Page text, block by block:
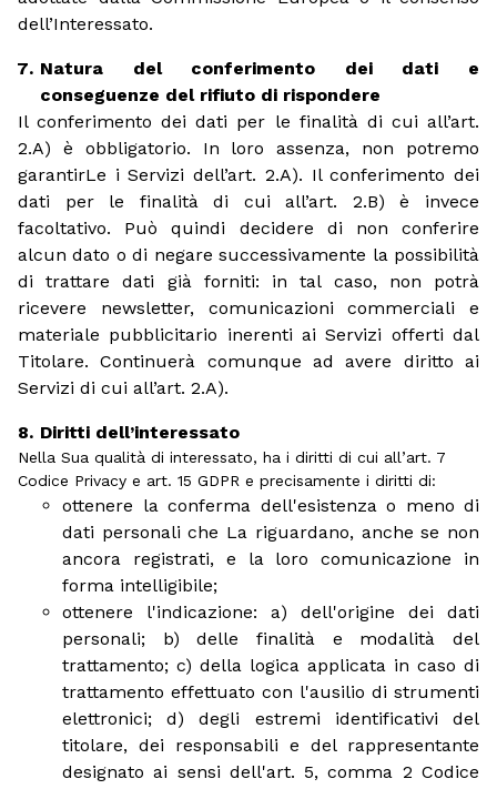
dell’Interessato.
Natura del conferimento dei dati e
conseguenze del rifiuto di rispondere
Il conferimento dei dati per le finalità di cui all’art.
2.A) è obbligatorio. In loro assenza, non potremo
garantirLe i Servizi dell’art. 2.A). Il conferimento dei
dati per le finalità di cui all’art. 2.B) è invece
facoltativo. Può quindi decidere di non conferire
alcun dato o di negare successivamente la possibilità
di trattare dati già forniti: in tal caso, non potrà
ricevere newsletter, comunicazioni commerciali e
materiale pubblicitario inerenti ai Servizi offerti dal
Titolare. Continuerà comunque ad avere diritto ai
Servizi di cui all’art. 2.A).
Diritti dell’interessato
Nella Sua qualità di interessato, ha i diritti di cui all’art. 7
Codice Privacy e art. 15 GDPR e precisamente i diritti di:
ottenere la conferma dell'esistenza o meno di
dati personali che La riguardano, anche se non
ancora registrati, e la loro comunicazione in
forma intelligibile;
ottenere l'indicazione: a) dell'origine dei dati
personali; b) delle finalità e modalità del
trattamento; c) della logica applicata in caso di
trattamento effettuato con l'ausilio di strumenti
elettronici; d) degli estremi identificativi del
titolare, dei responsabili e del rappresentante
designato ai sensi dell'art. 5, comma 2 Codice